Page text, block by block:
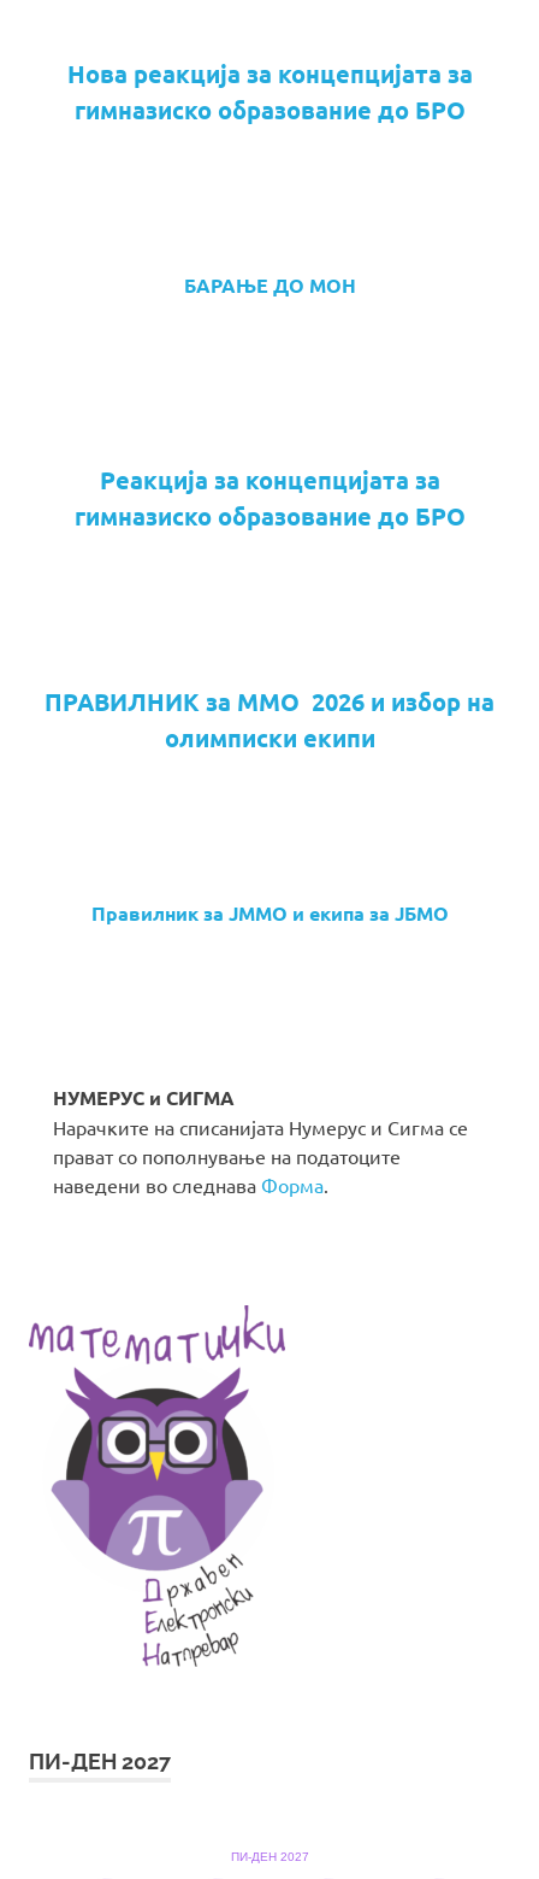
Нова реакција за концепцијата за
гимназиско образование до БРО
БАРАЊЕ ДО МОН
Реакција за концепцијата за
гимназиско образование до БРО
ПРАВИЛНИК за ММО 2026 и избор на
олимписки екипи
Правилник за ЈММО и екипа за ЈБМО
НУМЕРУС и СИГМА
Нарачките на списанијата Нумерус и Сигма се
прават со пополнување на податоците
наведени во следнава Форма.
ПИ-ДЕН 2027